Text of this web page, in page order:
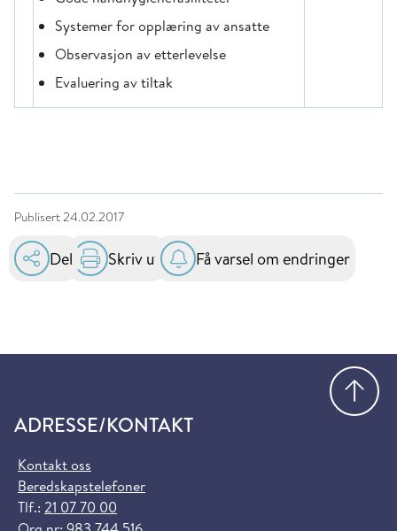
Systemer for opplæring av ansatte
Observasjon av etterlevelse
Evaluering av tiltak
Publisert24.02.2017
Del Skriv ut Få varsel om endringer
ADRESSE/KONTAKT
Kontakt oss
Beredskapstelefoner
Tlf.: 21 07 70 00